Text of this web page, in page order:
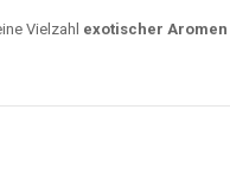
Vielzahl exotischer Aromen